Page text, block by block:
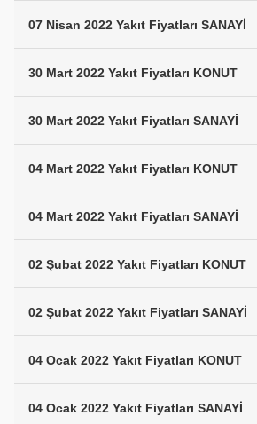
07 Nisan 2022 Yakıt Fiyatları SANAYİ
30 Mart 2022 Yakıt Fiyatları KONUT
30 Mart 2022 Yakıt Fiyatları SANAYİ
04 Mart 2022 Yakıt Fiyatları KONUT
04 Mart 2022 Yakıt Fiyatları SANAYİ
02 Şubat 2022 Yakıt Fiyatları KONUT
02 Şubat 2022 Yakıt Fiyatları SANAYİ
04 Ocak 2022 Yakıt Fiyatları KONUT
04 Ocak 2022 Yakıt Fiyatları SANAYİ